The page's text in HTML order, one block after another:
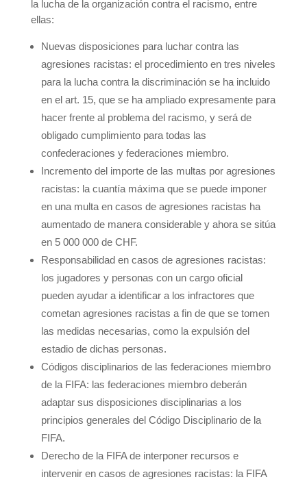
la lucha de la organización contra el racismo, entre
ellas:
Nuevas disposiciones para luchar contra las
agresiones racistas: el procedimiento en tres niveles
para la lucha contra la discriminación se ha incluido
en el art. 15, que se ha ampliado expresamente para
hacer frente al problema del racismo, y será de
obligado cumplimiento para todas las
confederaciones y federaciones miembro.
Incremento del importe de las multas por agresiones
racistas: la cuantía máxima que se puede imponer
en una multa en casos de agresiones racistas ha
aumentado de manera considerable y ahora se sitúa
en 5 000 000 de CHF.
Responsabilidad en casos de agresiones racistas:
los jugadores y personas con un cargo oficial
pueden ayudar a identificar a los infractores que
cometan agresiones racistas a fin de que se tomen
las medidas necesarias, como la expulsión del
estadio de dichas personas.
Códigos disciplinarios de las federaciones miembro
de la FIFA: las federaciones miembro deberán
adaptar sus disposiciones disciplinarias a los
principios generales del Código Disciplinario de la
FIFA.
Derecho de la FIFA de interponer recursos e
intervenir en casos de agresiones racistas: la FIFA